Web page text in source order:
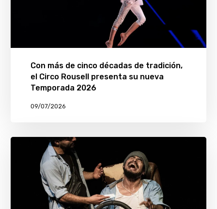
Con más de cinco décadas de tradición,
el Circo Rousell presenta su nueva
Temporada 2026
09/07/2026